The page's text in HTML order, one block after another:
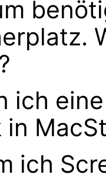
ich
in
ich